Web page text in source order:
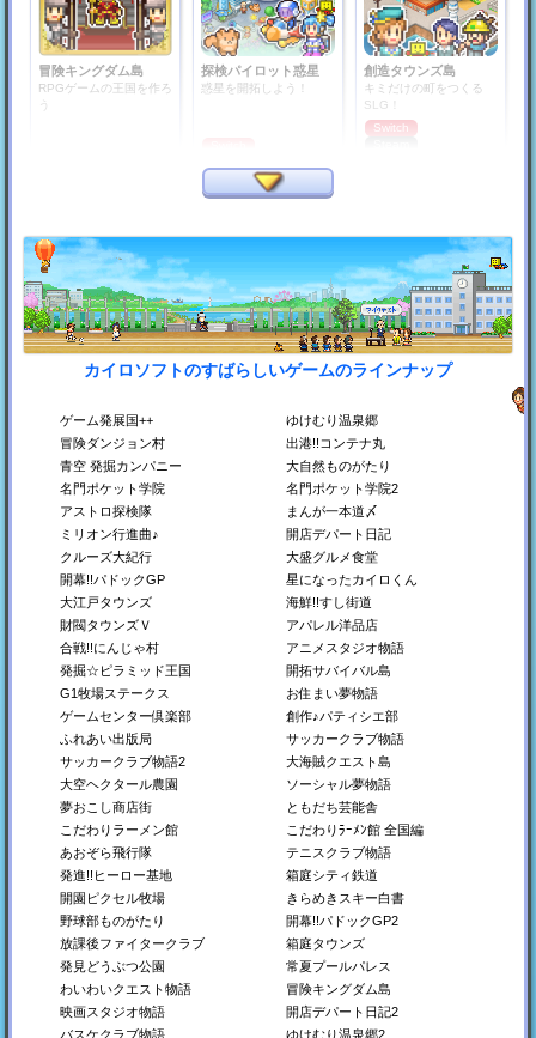
冒険キングダム島
RPGゲームの王国を作ろ
う
探検パイロット惑星
惑星を開拓しよう！
創造タウンズ島
キミだけの町をつくる
SLG！
Switch
銀盤スケートリンク物
Switch
Steam
PS4
Xbox
プロレスリング物語 平安京ものがたり
Switch
Steam
PS4
Xbox
洞窟ぼうけん団
地下世界を開拓しよう！
Switch
Steam
PS4
夢を叶える都市開発SLG
TVスタジオ物語
テレビ番組をつくろう！
Switch
Steam
PS4
Xbox
喫茶ブレンド物語
懐かしの喫茶店を経営し
よう！
Switch
Steam
探検わんぱく動物園
動物園をつくろう！
ジャンボ空港物語
Switch
Steam
カイロソフトのすばらしいゲームのラインナップ
ゲーム発展国++
ゆけむり温泉郷
冒険ダンジョン村
出港!!コンテナ丸
青空 発掘カンパニー
大自然ものがたり
名門ポケット学院
名門ポケット学院2
アストロ探検隊
まんが一本道〆
ミリオン行進曲♪
開店デパート日記
クルーズ大紀行
大盛グルメ食堂
開幕!!パドックGP
星になったカイロくん
大江戸タウンズ
海鮮!!すし街道
財閥タウンズＶ
アパレル洋品店
合戦!!にんじゃ村
アニメスタジオ物語
発掘☆ピラミッド王国
開拓サバイバル島
G1牧場ステークス
お住まい夢物語
ゲームセンター倶楽部
創作♪パティシエ部
ふれあい出版局
サッカークラブ物語
サッカークラブ物語2
大海賊クエスト島
大空ヘクタール農園
ソーシャル夢物語
夢おこし商店街
ともだち芸能舎
こだわりラーメン館
こだわりﾗｰﾒﾝ館 全国編
あおぞら飛行隊
テニスクラブ物語
発進!!ヒーロー基地
箱庭シティ鉄道
開園ピクセル牧場
きらめきスキー白書
野球部ものがたり
開幕!!パドックGP2
放課後ファイタークラブ
箱庭タウンズ
発見どうぶつ公園
常夏プールパレス
わいわいクエスト物語
冒険キングダム島
映画スタジオ物語
開店デパート日記2
バスケクラブ物語
ゆけむり温泉郷2